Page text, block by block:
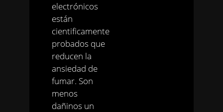
electrónicos
están
cientificamente
probados que
reducen la
ansiedad de
fumar. Son
menos
dañinos un